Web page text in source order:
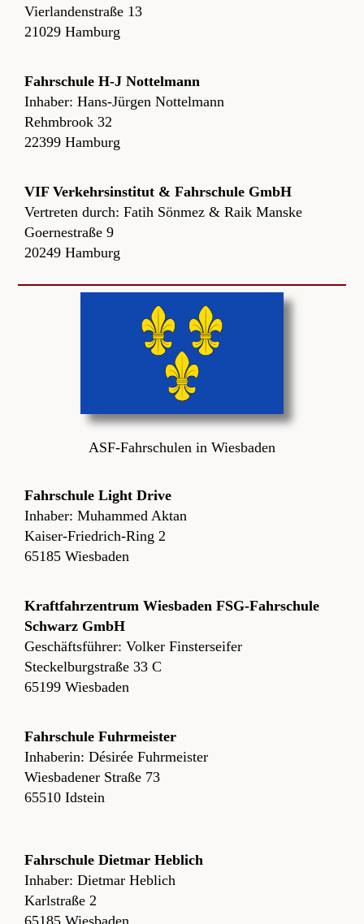
Vierlandenstraße 13
21029 Hamburg
Fahrschule H-J Nottelmann
Inhaber: Hans-Jürgen Nottelmann
Rehmbrook 32
22399 Hamburg
VIF Verkehrsinstitut & Fahrschule GmbH
Vertreten durch: Fatih Sönmez & Raik Manske
Goernestraße 9
20249 Hamburg
ASF-Fahrschulen in Wiesbaden
Fahrschule Light Drive
Inhaber: Muhammed Aktan
Kaiser-Friedrich-Ring 2
65185 Wiesbaden
Kraftfahrzentrum Wiesbaden FSG-Fahrschule
Schwarz GmbH
Geschäftsführer: Volker Finsterseifer
Steckelburgstraße 33 C
65199 Wiesbaden
Fahrschule Fuhrmeister
Inhaberin: Désirée Fuhrmeister
Wiesbadener Straße 73
65510 Idstein
Fahrschule Dietmar Heblich
Inhaber: Dietmar Heblich
Karlstraße 2